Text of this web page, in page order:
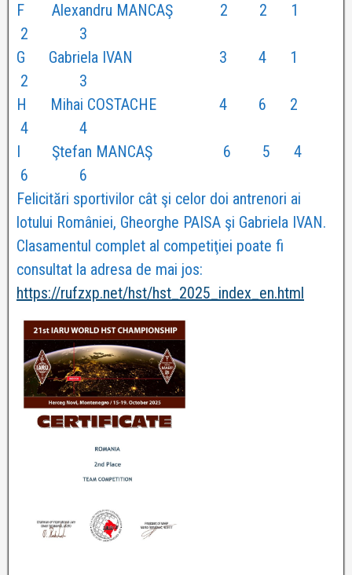
F Alexandru MANCAŞ 2 2 1
2 3
G Gabriela IVAN 3 4 1
2 3
H Mihai COSTACHE 4 6 2
4 4
I Ştefan MANCAŞ 6 5 4
6 6
Felicitări sportivilor cât şi celor doi antrenori ai
lotului României, Gheorghe PAISA şi Gabriela IVAN.
Clasamentul complet al competiţiei poate fi
consultat la adresa de mai jos:
https://rufzxp.net/hst/hst_2025_index_en.html